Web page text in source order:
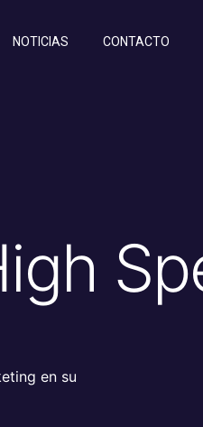
NOTICIAS CONTACTO
en su